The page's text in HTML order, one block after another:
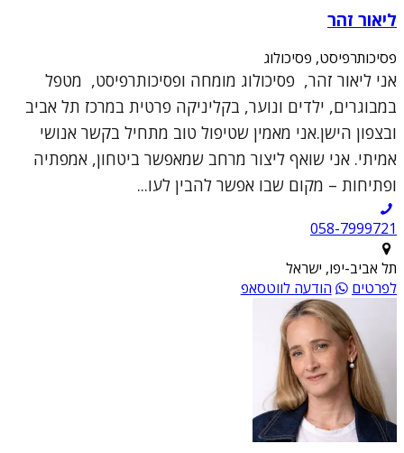
ליאור זהר
פסיכותרפיסט, פסיכולוג
אני ליאור זהר, פסיכולוג מומחה ופסיכותרפיסט, מטפל
במבוגרים, ילדים ונוער, בקליניקה פרטית במרכז תל אביב
ובצפון הישן.אני מאמין שטיפול טוב מתחיל בקשר אנושי
אמיתי. אני שואף ליצור מרחב שמאפשר ביטחון, אמפתיה
ופתיחות – מקום שבו אפשר להבין לעו...
תל אביב-יפו, ישראל
לפרטים
הודעה לווטסאפ